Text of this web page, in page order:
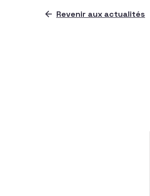
Revenir aux actualités